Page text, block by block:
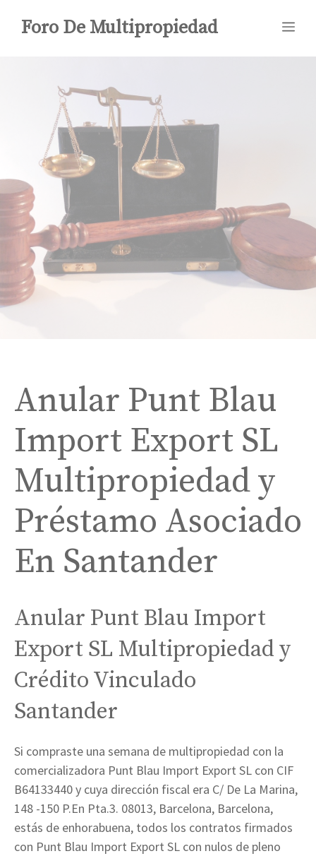
Foro De Multipropiedad
Anular Punt Blau
Import Export SL
Multipropiedad y
Préstamo Asociado
En Santander
Anular Punt Blau Import
Export SL Multipropiedad y
Crédito Vinculado
Santander
Si compraste una semana de multipropiedad con la
comercializadora Punt Blau Import Export SL con CIF
B64133440 y cuya dirección fiscal era C/ De La Marina,
148 -150 P.En Pta.3. 08013, Barcelona, Barcelona,
estás de enhorabuena, todos los contratos firmados
con Punt Blau Import Export SL con nulos de pleno